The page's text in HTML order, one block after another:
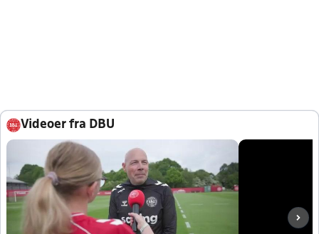
Videoer fra DBU